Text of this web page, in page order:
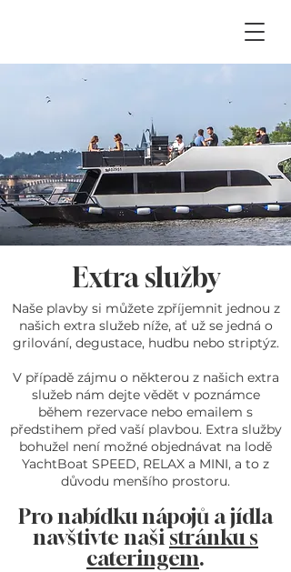
Extra služby
Naše plavby si můžete zpříjemnit jednou z
našich extra služeb níže, ať už se jedná o
grilování, degustace, hudbu nebo striptýz.
V případě zájmu o některou z našich extra
služeb nám dejte vědět v poznámce
během rezervace nebo emailem s
předstihem před vaší plavbou.​ Extra služby
bohužel není možné objednávat na lodě
YachtBoat SPEED, RELAX a MINI, a to z
důvodu menšího prostoru.
Pro nabídku nápojů a jídla
navštivte naši stránku s
cateringem.